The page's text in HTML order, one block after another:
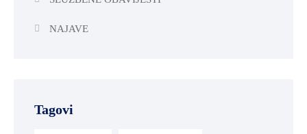
NAJAVE
Tagovi